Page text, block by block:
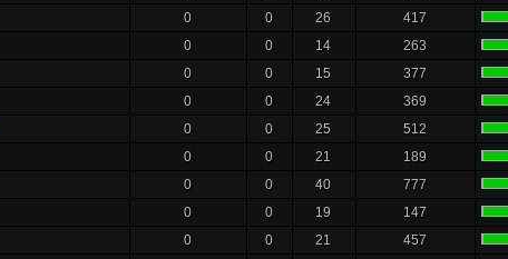
0 0 26 417
0 0 14 263
0 0 15 377
0 0 24 369
0 0 25 512
0 0 21 189
0 0 40 777
0 0 19 147
0 0 21 457